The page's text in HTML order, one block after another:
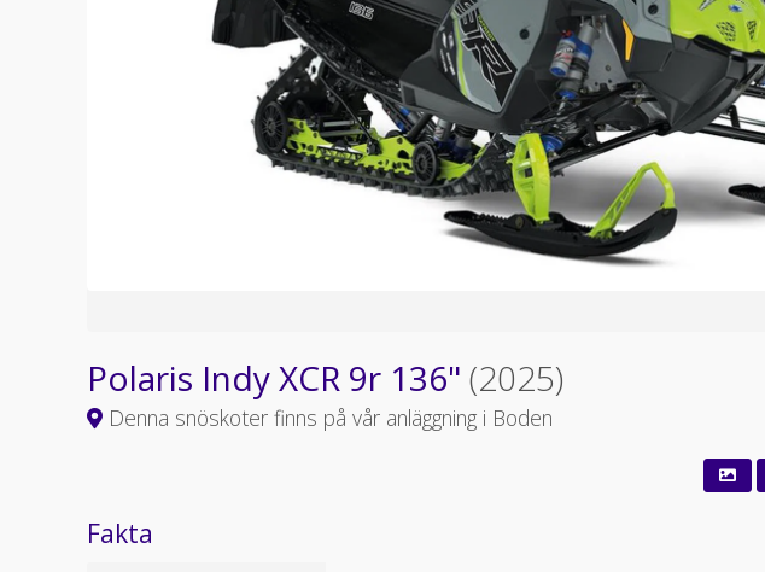
Polaris Indy XCR 9r 136" (2025)
Denna snöskoter finns på vår anläggning i Boden
Fakta